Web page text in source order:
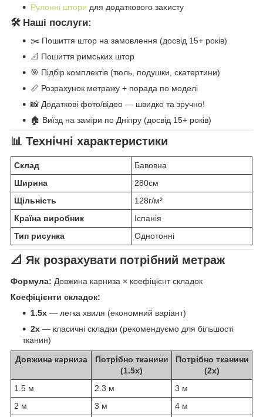
Рулонні штори для додаткового захисту
🛠️ Наші послуги:
✂️ Пошиття штор на замовлення (досвід 15+ років)
📐 Пошиття римських штор
🎯 Підбір комплектів (тюль, подушки, скатертини)
📏 Розрахунок метражу + порада по моделі
📸 Додаткові фото/відео — швидко та зручно!
🏠 Виїзд на заміри по Дніпру (досвід 15+ років)
📊 Технічні характеристики
Склад
Бавовна
Ширина
280см
Щільність
128г/м²
Країна виробник
Іспанія
Тип рисунка
Однотонні
📐 Як розрахувати потрібний метраж
Формула: Довжина карниза × коефіцієнт складок
Коефіцієнти складок:
1.5x — легка хвиля (економний варіант)
2x — класичні складки (рекомендуємо для більшості
тканин)
Довжина карниза
Потрібно тканини
(1.5x)
Потрібно тканини
(2x)
1.5 м
2.3 м
3 м
2 м
3 м
4 м